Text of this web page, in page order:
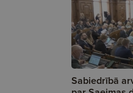
Sabiedrībā